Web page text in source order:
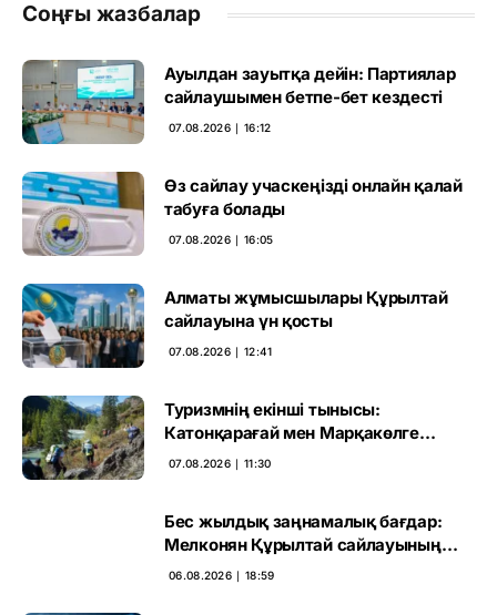
Соңғы жазбалар
Ауылдан зауытқа дейін: Партиялар
сайлаушымен бетпе-бет кездесті
07.08.2026 ∣ 16:12
Өз сайлау учаскеңізді онлайн қалай
табуға болады
07.08.2026 ∣ 16:05
Алматы жұмысшылары Құрылтай
сайлауына үн қосты
07.08.2026 ∣ 12:41
Туризмнің екінші тынысы:
Катонқарағай мен Марқакөлге
инвестиция не береді
07.08.2026 ∣ 11:30
Бес жылдық заңнамалық бағдар:
Мелконян Құрылтай сайлауының
маңызын бағалады
06.08.2026 ∣ 18:59